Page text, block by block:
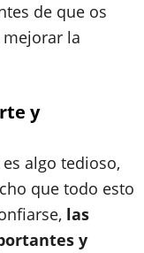
de que os
mejorar la
y
algo tedioso,
que todo esto
las
y